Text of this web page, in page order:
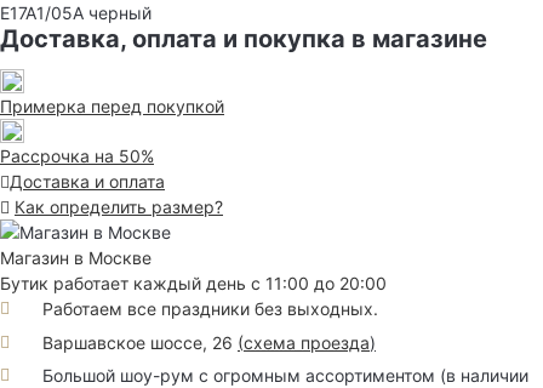
E17A1/05A черный
Доставка, оплата и покупка в магазине
Примерка перед покупкой
Рассрочка на 50%
Доставка и оплата
Как определить размер?
Магазин в Москве
Бутик работает каждый день с 11:00 до 20:00
Работаем все праздники без выходных.
Варшавское шоссе, 26 (схема проезда)
Большой шоу-рум с огромным ассортиментом (в наличии